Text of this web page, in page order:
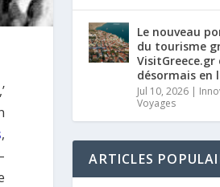
,
Le nouveau
du tourisme
VisitGreece.gr
désormais en
Jul 10, 2026 |
Voyages
ARTICLES